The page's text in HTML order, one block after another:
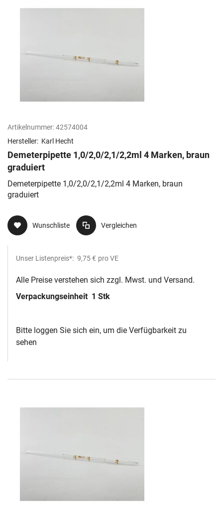
Artikelnummer:42574004
Hersteller: Karl Hecht
Demeterpipette 1,0/2,0/2,1/2,2ml 4 Marken, braun
graduiert
Demeterpipette 1,0/2,0/2,1/2,2ml 4 Marken, braun
graduiert
Wunschliste Vergleichen
Unser Listenpreis*: 9,75 € pro VE
Alle Preise verstehen sich zzgl. Mwst. und Versand.
Verpackungseinheit 1 Stk
Bitte loggen Sie sich ein, um die Verfügbarkeit zu
sehen